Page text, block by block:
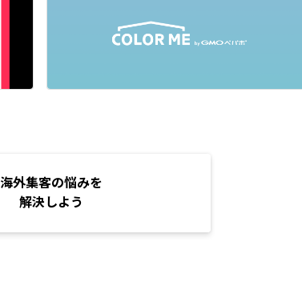
海外集客の悩みを
解決しよう